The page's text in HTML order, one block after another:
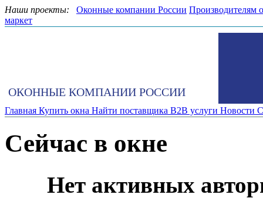
Наши проекты: Оконные компании России Производителям
маркет
ОКОННЫЕ КОМПАНИИ РОССИИ
Главная Купить окна Найти поставщика B2B услуги Новости
Сейчас в окне
Нет активных